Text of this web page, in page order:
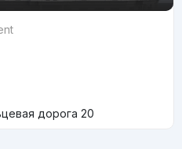
дорога 20